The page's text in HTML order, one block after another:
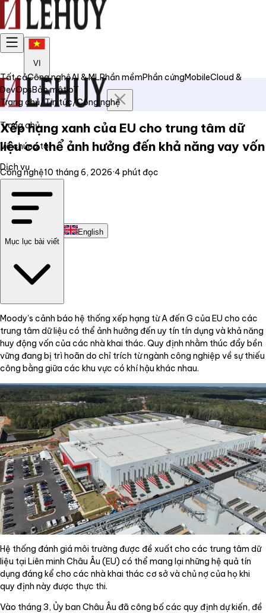
VI
Trang chủ
Về chúng tôi
Dịch vụ
Liên hệ
English
Tất cảCông nghệAI & MLPhần mềmPhần cứngMobileCloud &
DevOpsBảo mậtIoT
Trang chủ/Tin tức/Công nghệ
Xếp hạng xanh của EU cho trung tâm dữ
liệu có thể ảnh hưởng đến khả năng vay vốn
Công nghệ10 tháng 6, 2026·4 phút đọc
Mục lục bài viết
Moody's cảnh báo hệ thống xếp hạng từ A đến G của EU cho các
trung tâm dữ liệu có thể ảnh hưởng đến uy tín tín dụng và khả năng
huy động vốn của các nhà khai thác. Quy định nhằm thúc đẩy bền
vững đang bị trì hoãn do chỉ trích từ ngành công nghiệp về sự thiếu
công bằng giữa các khu vực có khí hậu khác nhau.
Hệ thống đánh giá môi trường được đề xuất cho các trung tâm dữ
liệu tại Liên minh Châu Âu (EU) có thể mang lại những hệ quả tín
dụng đáng kể cho các nhà khai thác cơ sở và chủ nợ của họ khi
quy định này được thực thi.
Vào tháng 3, Ủy ban Châu Âu đã công bố các quy định dự kiến, đề